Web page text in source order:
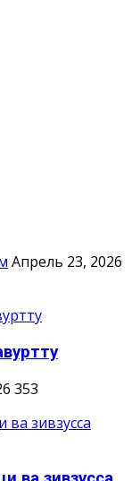
Апрель 23, 2026
353